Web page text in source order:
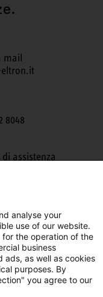
mail
8048
assistenza
Instagram
analyse your
use of our website.
the operation of the
business
ads, as well as cookies
purposes. By
you agree to our